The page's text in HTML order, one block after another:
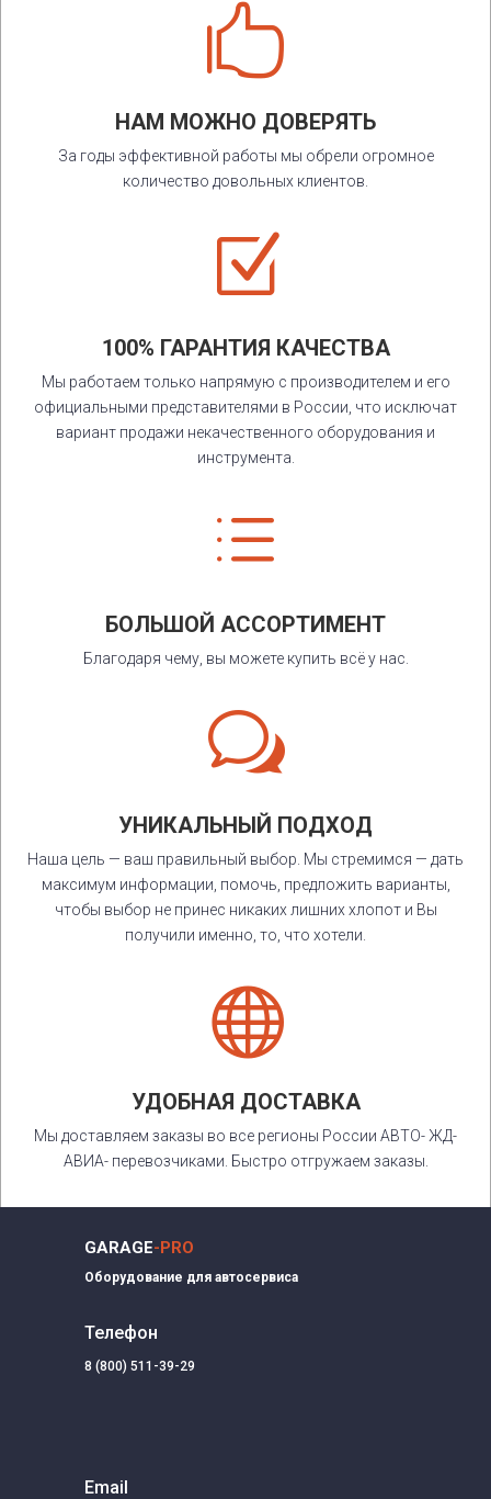

НАМ МОЖНО ДОВЕРЯТЬ
За годы эффективной работы мы обрели огромное
количество довольных клиентов.
Z
100% ГАРАНТИЯ КАЧЕСТВА
Мы работаем только напрямую с производителем и его
официальными представителями в России, что исключат
вариант продажи некачественного оборудования и
инструмента.
d
БОЛЬШОЙ АССОРТИМЕНТ
Благодаря чему, вы можете купить всё у нас.
w
УНИКАЛЬНЫЙ ПОДХОД
Наша цель — ваш правильный выбор. Мы стремимся — дать
максимум информации, помочь, предложить варианты,
чтобы выбор не принес никаких лишних хлопот и Вы
получили именно, то, что хотели.

УДОБНАЯ ДОСТАВКА
Мы доставляем заказы во все регионы России АВТО- ЖД-
АВИА- перевозчиками. Быстро отгружаем заказы.
GARAGE-PRO
Оборудование для автосервиса
Телефон
8 (800) 511-39-29
Email